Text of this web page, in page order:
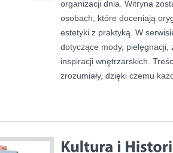
organizacji dnia. Witryna
osobach, które doceniają
estetyki z praktyką. W
dotyczące mody,
inspiracji wnętrzarskich.
zrozumiały, dzięki czemu